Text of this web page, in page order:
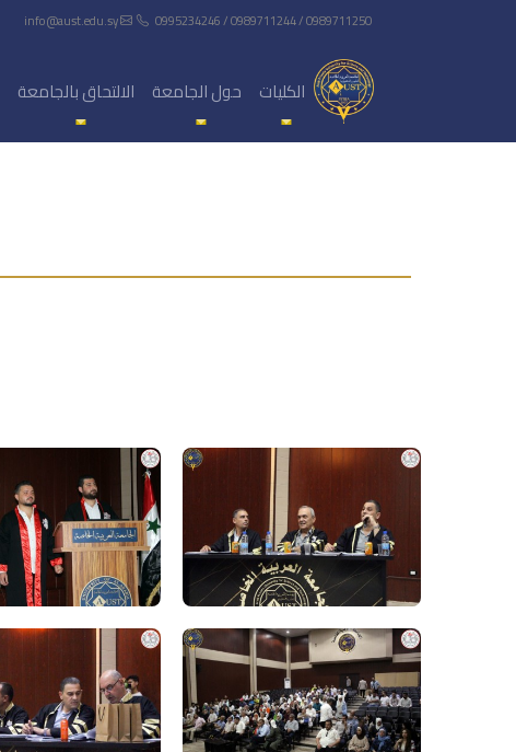
0995234246 / 0989711244 / 0989711250
الكليات حول الجامعة الالتحاق بالجامعة